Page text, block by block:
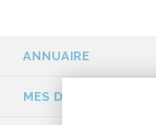
ANNUAIRE
MES DÉMARCHES